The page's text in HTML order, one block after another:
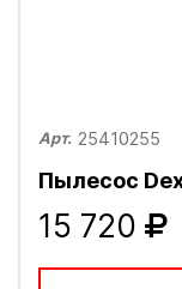
Арт. 25410255
Пылесос
15 720